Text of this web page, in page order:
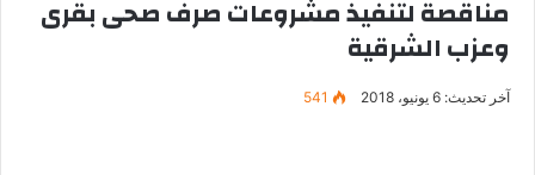
مناقصة لتنفيذ مشروعات صرف صحى بقرى
وعزب الشرقية
آخر تحديث: 6 يونيو، 2018 541